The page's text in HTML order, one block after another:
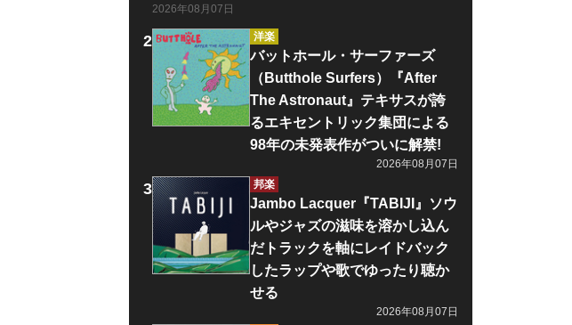
2026年08月07日
洋楽
バットホール・サーファーズ
（Butthole Surfers）『After
The Astronaut』テキサスが誇
るエキセントリック集団による
98年の未発表作がついに解禁!
2026年08月07日
邦楽
Jambo Lacquer『TABIJI』ソウ
ルやジャズの滋味を溶かし込ん
だトラックを軸にレイドバック
したラップや歌でゆったり聴か
せる
2026年08月07日